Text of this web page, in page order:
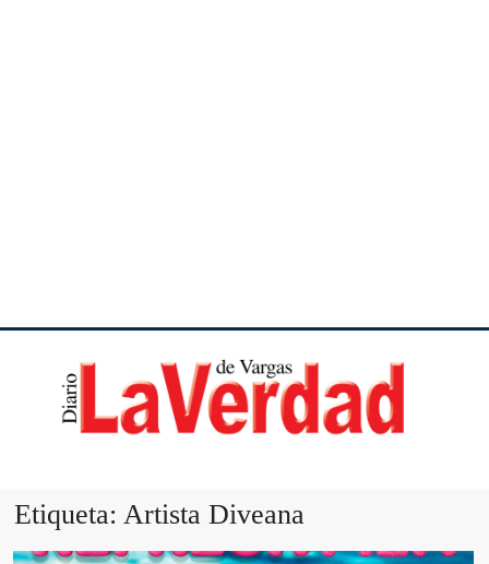
Etiqueta: Artista Diveana